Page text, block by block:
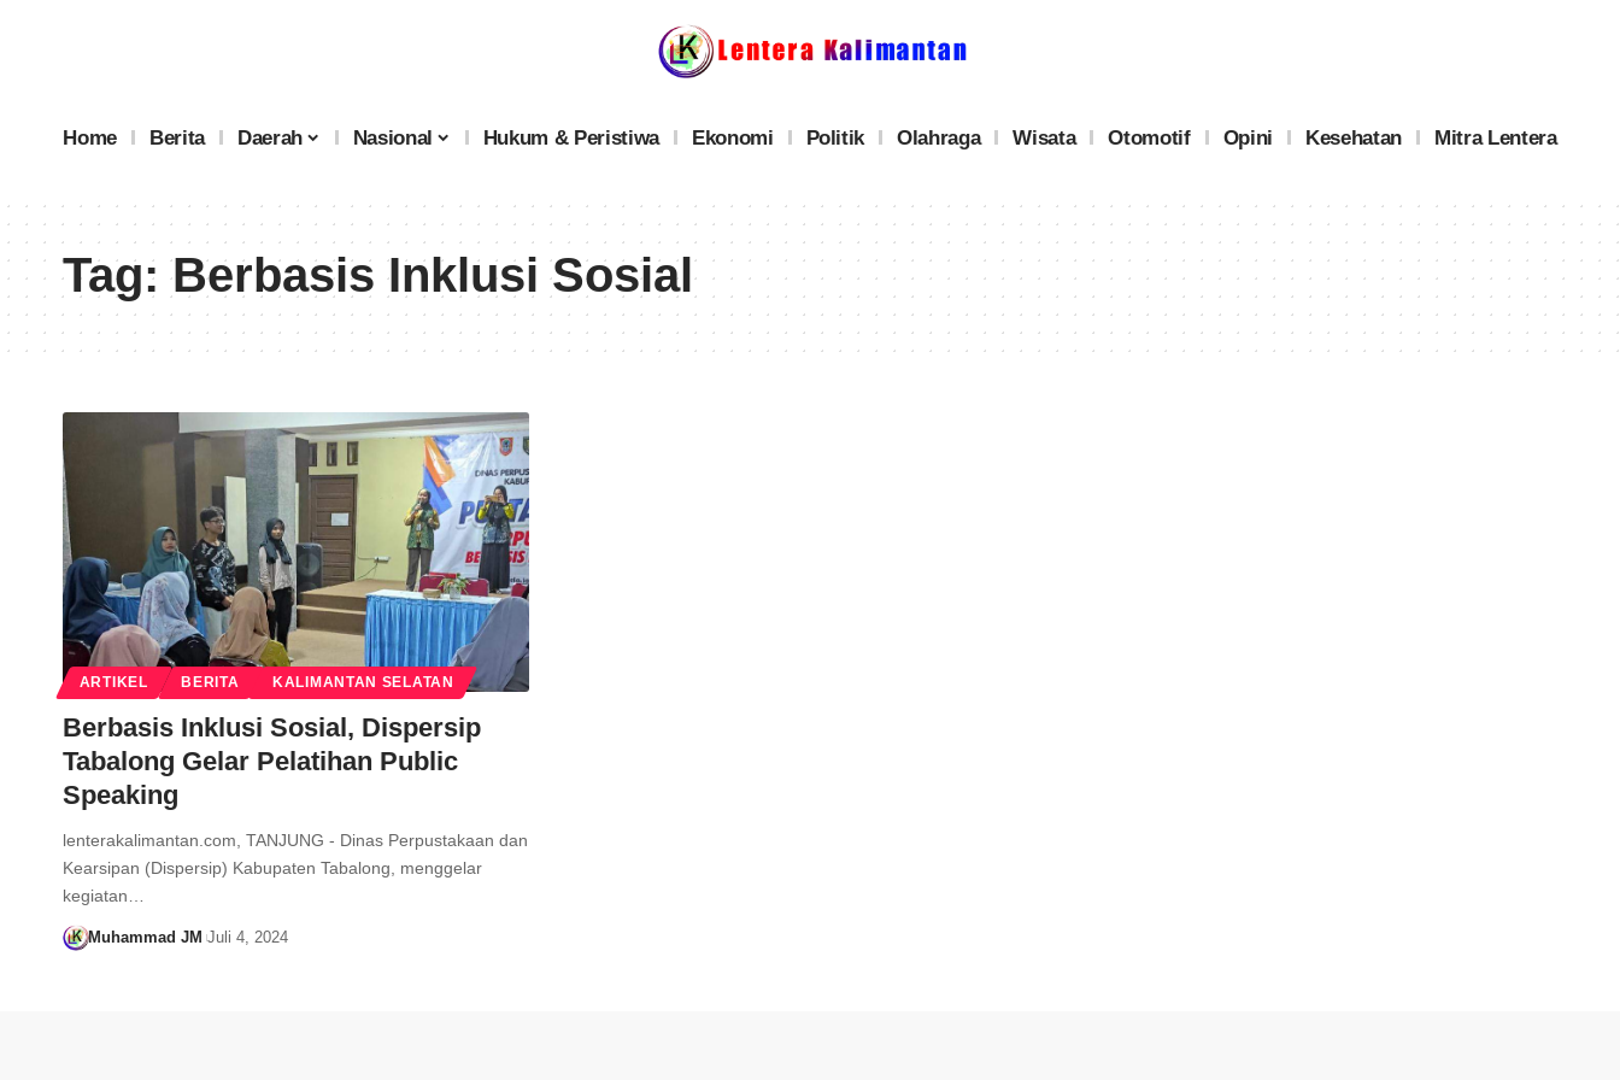
Home Berita Daerah Nasional Hukum & Peristiwa Ekonomi Politik Olahraga Wisata Otomotif Opini Kesehatan Mitra Lentera
Tag:Berbasis Inklusi Sosial
ARTIKEL BERITA KALIMANTAN SELATAN
Berbasis Inklusi Sosial, Dispersip
Tabalong Gelar Pelatihan Public
Speaking
lenterakalimantan.com, TANJUNG - Dinas Perpustakaan dan
Kearsipan (Dispersip) Kabupaten Tabalong, menggelar
kegiatan…
Muhammad JM Juli 4, 2024